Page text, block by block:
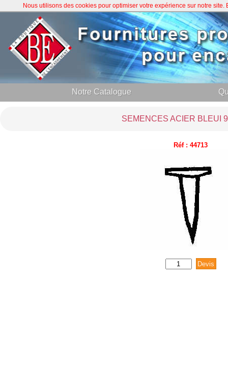
Notre Catalogue
SEMENCES ACIER BLEUI
Réf : 44713
Nous utilisons des cookies pour optimiser votre expérience sur notre